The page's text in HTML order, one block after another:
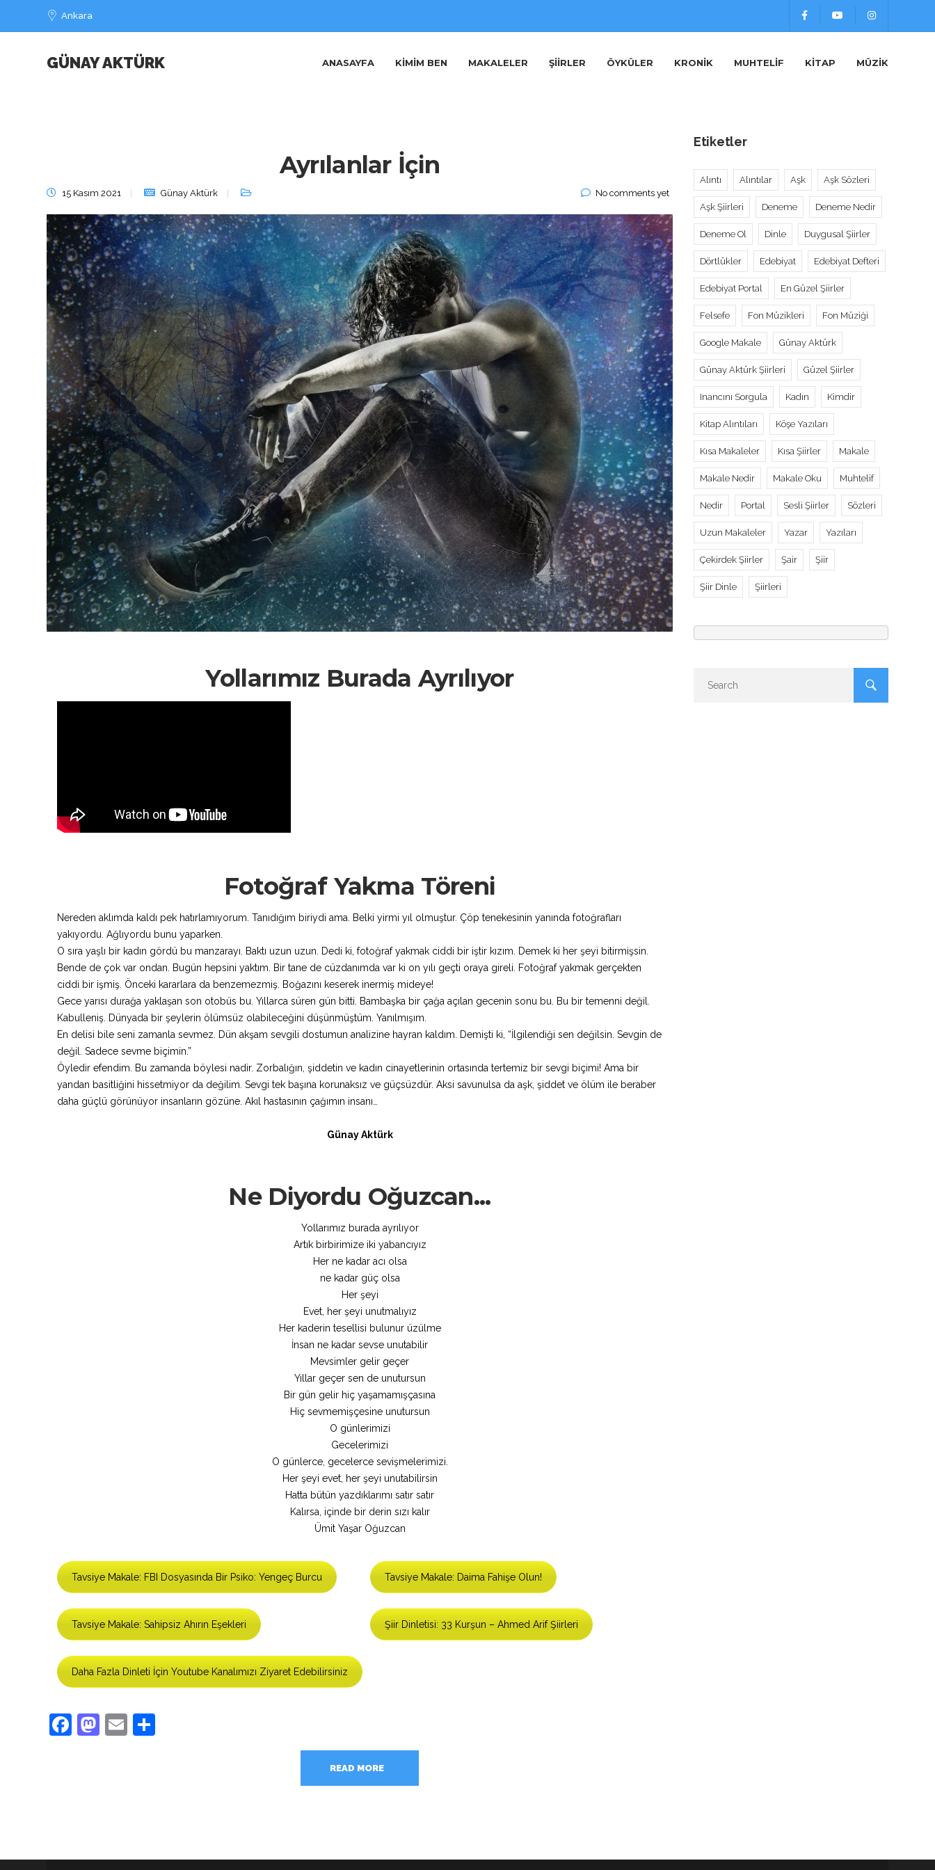
Ankara
GÜNAY AKTÜRK ANASAYFA KIMIM BEN MAKALELER ŞIIRLER ÖYKÜLER KRONIK MUHTELIF KITAP MÜZIK
Ayrılanlar İçin
15 Kasım 2021 Günay Aktürk No comments yet
Yollarımız Burada Ayrılıyor
Fotoğraf Yakma Töreni
Nereden aklımda kaldı pek hatırlamıyorum. Tanıdığım biriydi ama. Belki yirmi yıl olmuştur. Çöp tenekesinin yanında fotoğrafları
yakıyordu. Ağlıyordu bunu yaparken.
O sıra yaşlı bir kadın gördü bu manzarayı. Baktı uzun uzun. Dedi ki, fotoğraf yakmak ciddi bir iştir kızım. Demek ki her şeyi bitirmişsin.
Bende de çok var ondan. Bugün hepsini yaktım. Bir tane de cüzdanımda var ki on yılı geçti oraya gireli. Fotoğraf yakmak gerçekten
ciddi bir işmiş. Önceki kararlara da benzemezmiş. Boğazını keserek inermiş mideye!
Gece yarısı durağa yaklaşan son otobüs bu. Yıllarca süren gün bitti. Bambaşka bir çağa açılan gecenin sonu bu. Bu bir temenni değil.
Kabulleniş. Dünyada bir şeylerin ölümsüz olabileceğini düşünmüştüm. Yanılmışım.
En delisi bile seni zamanla sevmez. Dün akşam sevgili dostumun analizine hayran kaldım. Demişti ki, “İlgilendiği sen değilsin. Sevgin de
değil. Sadece sevme biçimin.”
Öyledir efendim. Bu zamanda böylesi nadir. Zorbalığın, şiddetin ve kadın cinayetlerinin ortasında tertemiz bir sevgi biçimi! Ama bir
yandan basitliğini hissetmiyor da değilim. Sevgi tek başına korunaksız ve güçsüzdür. Aksi savunulsa da aşk, şiddet ve ölüm ile beraber
daha güçlü görünüyor insanların gözüne. Akıl hastasının çağımın insanı…
Günay Aktürk
Ne Diyordu Oğuzcan...
Yollarımız burada ayrılıyor
Artık birbirimize iki yabancıyız
Her ne kadar acı olsa
ne kadar güç olsa
Her şeyi
Evet, her şeyi unutmalıyız
Her kaderin tesellisi bulunur üzülme
İnsan ne kadar sevse unutabilir
Mevsimler gelir geçer
Yıllar geçer sen de unutursun
Bir gün gelir hiç yaşamamışçasına
Hiç sevmemişçesine unutursun
O günlerimizi
Gecelerimizi
O günlerce, gecelerce sevişmelerimizi.
Her şeyi evet, her şeyi unutabilirsin
Hatta bütün yazdıklarımı satır satır
Kalırsa, içinde bir derin sızı kalır
Ümit Yaşar Oğuzcan
Tavsiye Makale: FBI Dosyasında Bir Psiko: Yengeç Burcu Tavsiye Makale: Daima Fahişe Olun!
Tavsiye Makale: Sahipsiz Ahırın Eşekleri Şiir Dinletisi: 33 Kurşun – Ahmed Arif Şiirleri
Daha Fazla Dinleti İçin Youtube Kanalımızı Ziyaret Edebilirsiniz
Facebook
Mastodon
Email
READ MORE
Etiketler
Alıntı Alıntılar Aşk Aşk Sözleri
Aşk Şiirleri Deneme Deneme Nedir
Deneme Ol Dinle Duygusal Şiirler
Dörtlükler Edebiyat Edebiyat Defteri
Edebiyat Portal En Güzel Şiirler
Felsefe Fon Müzikleri Fon Müziği
Google Makale Günay Aktürk
Günay Aktürk Şiirleri Güzel Şiirler
Inancını Sorgula Kadın Kimdir
Kitap Alıntıları Köşe Yazıları
Kısa Makaleler Kısa Şiirler Makale
Makale Nedir Makale Oku Muhtelif
Nedir Portal Sesli Şiirler Sözleri
Uzun Makaleler Yazar Yazıları
Çekirdek Şiirler Şair Şiir
Şiir Dinle Şiirleri